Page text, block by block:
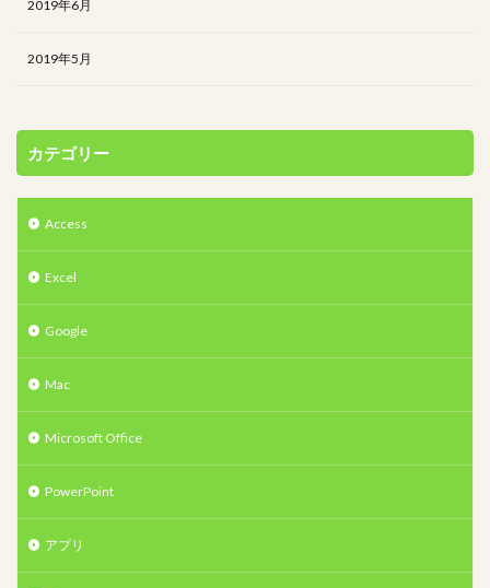
2019年6月
2019年5月
カテゴリー
Access
Excel
Google
Mac
Microsoft Office
PowerPoint
アプリ